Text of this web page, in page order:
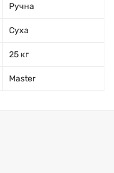
Ручна
Суха
25 кг
Master